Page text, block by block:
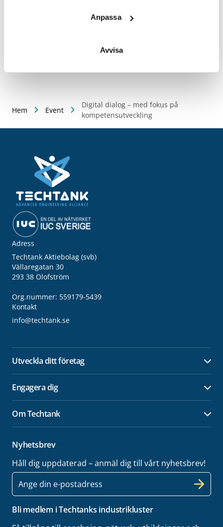
Anpassa
Avvisa
Hem Event
Digital dialog – med fokus på
kompetensutveckling
Adress
Techtank Aktiebolag (svb)
Vällaregatan 30
293 38 Olofström
Org.nummer: 559179-5439
Kontakt
info@techtank.se
Utveckla ditt företag
Engagera dig
Om Techtank
Nyhetsbrev
Håll dig uppdaterad – anmäl dig till vårt nyhetsbrev!
E-
post
Bli medlem i Techtanks industrikluster